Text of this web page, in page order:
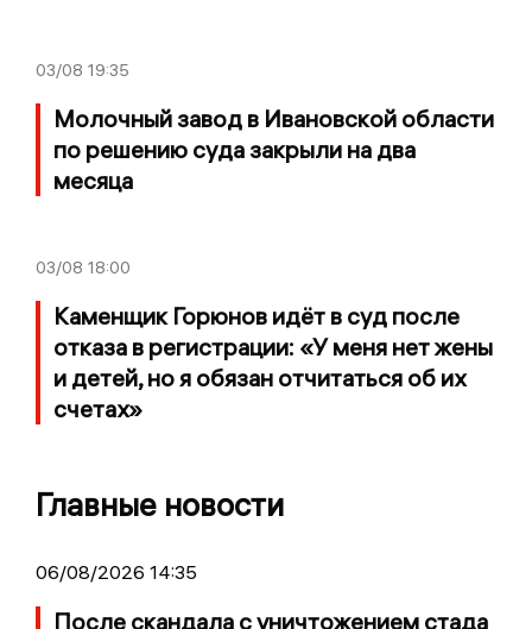
03/08 19:35
Молочный завод в Ивановской области
по решению суда закрыли на два
месяца
03/08 18:00
Каменщик Горюнов идёт в суд после
отказа в регистрации: «У меня нет жены
и детей, но я обязан отчитаться об их
счетах»
Главные новости
06/08/2026 14:35
После скандала с уничтожением стада